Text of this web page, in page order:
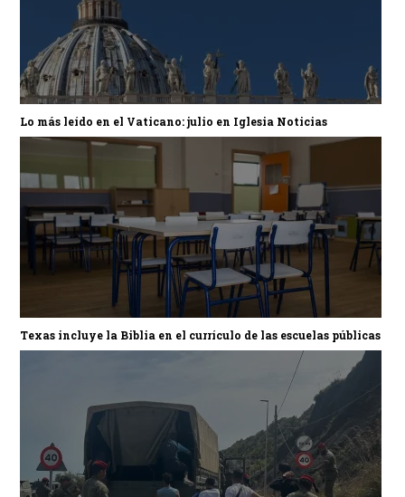
Lo más leído en el Vaticano: julio en Iglesia Noticias
Texas incluye la Biblia en el currículo de las escuelas públicas